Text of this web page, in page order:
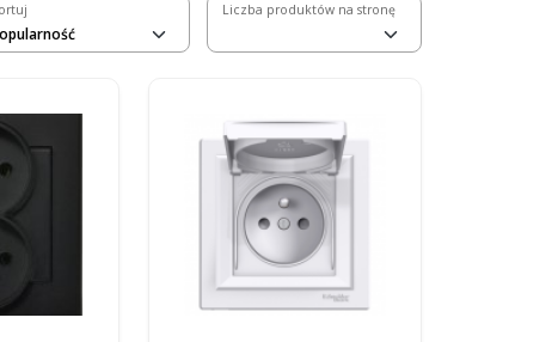
Liczba produktów na stronę